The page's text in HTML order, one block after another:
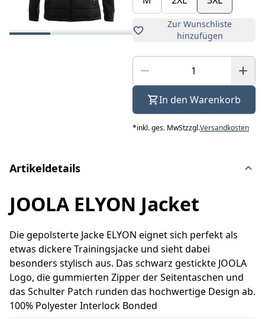
Zur Wunschliste
hinzufügen
In den Warenkorb
*inkl. ges. MwStzzgl.Versandkosten
Artikeldetails
JOOLA ELYON Jacket
Die gepolsterte Jacke ELYON eignet sich perfekt als
etwas dickere Trainingsjacke und sieht dabei
besonders stylisch aus. Das schwarz gestickte JOOLA
Logo, die gummierten Zipper der Seitentaschen und
das Schulter Patch runden das hochwertige Design ab.
100% Polyester Interlock Bonded